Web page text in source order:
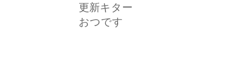
更新キター
おつです